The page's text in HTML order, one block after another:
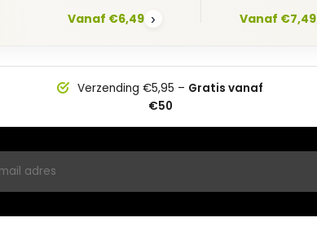
Vanaf €6,49 › Vanaf €7,49
Verzending €5,95 – Gratis vanaf
€50